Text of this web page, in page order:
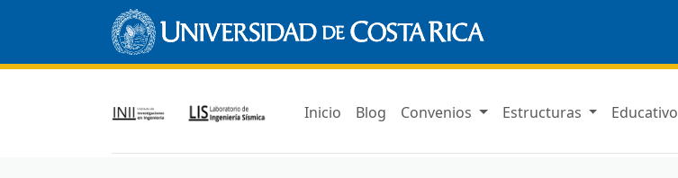
Inicio Blog Convenios Estructuras Educativo